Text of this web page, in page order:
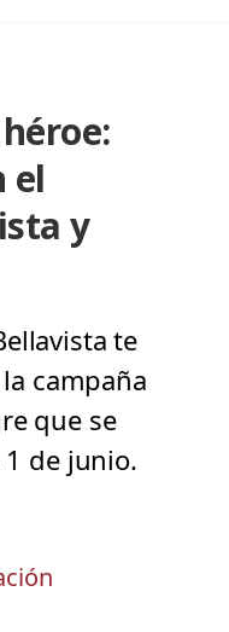
el
y
te
campaña
que se
de junio.